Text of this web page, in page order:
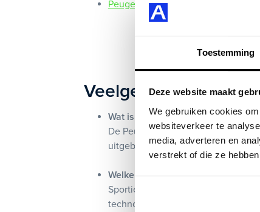
Toestemming
Deze website maakt
We gebruiken cookies
websiteverkeer te
media, adverteren en
verstrekt of die ze
Peugeot 5008
Veelgestelde vragen
Wat is het verschil tussen GT‑Line
De Peugeot GT-Line biedt vooral
uitgebreidere uitrusting én vaak
Welke extra functies heeft de
Sportieve exterieurdetails, denk
technologie zoals LED verlichting